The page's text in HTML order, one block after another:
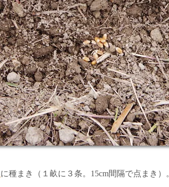
に種まき（１畝に３条。15cm間隔で点まき）